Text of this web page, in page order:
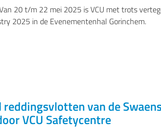
20 t/m 22 mei 2025 is VCU met trots
2025 in de Evenementenhal Gorinchem.
DUW EN SLEEPVAART, BAGGER-OFFSHORE-
reddingsvlotten van de
VCU Safetycentre